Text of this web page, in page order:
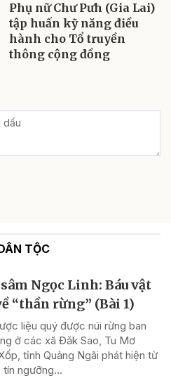
Phụ nữ Chư Pưh (Gia Lai)
tập huấn kỹ năng điều
hành cho Tổ truyền
thông cộng đồng
TỘC
Ngọc Linh: Báu vật
“thần rừng” (Bài 1)
liệu quý được núi rừng ban
ở các xã Đăk Sao, Tu Mơ
tỉnh Quảng Ngãi phát hiện từ
tín ngưỡng...